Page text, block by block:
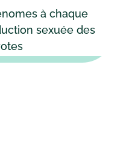
à chaque
sexuée des